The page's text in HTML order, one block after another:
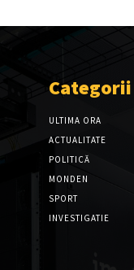
Categorii
ULTIMA ORA
ACTUALITATE
POLITICĂ
MONDEN
SPORT
INVESTIGATIE